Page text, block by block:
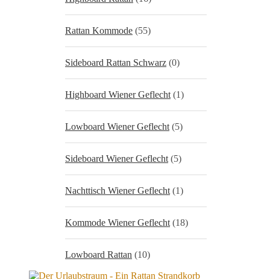
Rattan Kommode (55)
Sideboard Rattan Schwarz (0)
Highboard Wiener Geflecht (1)
Lowboard Wiener Geflecht (5)
Sideboard Wiener Geflecht (5)
Nachttisch Wiener Geflecht (1)
Kommode Wiener Geflecht (18)
Lowboard Rattan (10)